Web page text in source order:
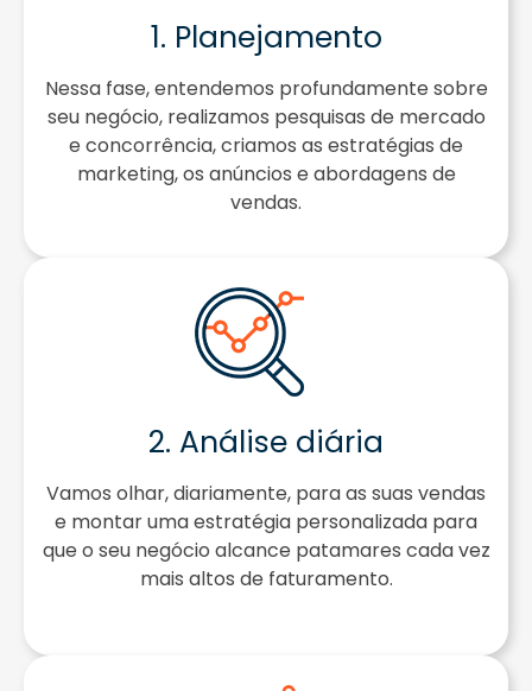
1. Planejamento
Nessa fase, entendemos profundamente sobre
seu negócio, realizamos pesquisas de mercado
e concorrência, criamos as estratégias de
marketing, os anúncios e abordagens de
vendas.
2. Análise diária​
Vamos olhar, diariamente, para as suas vendas
e montar uma estratégia personalizada para
que o seu negócio alcance patamares cada vez
mais altos de faturamento.